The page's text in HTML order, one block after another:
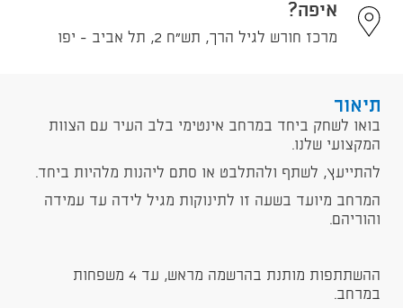
איפה?
מרכז חורש לגיל הרך, תש"ח 2, תל אביב - יפו
תיאור
בואו לשחק ביחד במרחב אינטימי בלב העיר עם הצוות
המקצועי שלנו.
להתייעץ, לשתף ולהתלבט או סתם ליהנות מלהיות ביחד.
המרחב מיועד בשעה זו לתינוקות מגיל לידה עד עמידה
והוריהם.
ההשתתפות מותנת בהרשמה מראש, עד 4 משפחות
במרחב.